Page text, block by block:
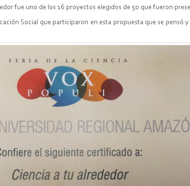
fue uno de los 16 proyectos elegidos de 50 que fueron
Social que participaron en esta propuesta que se pensó